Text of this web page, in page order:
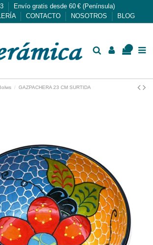
Envío gratis desde 60 € (Península)
CONTACTO NOSOTROS BLOG
GAZPACHERA 23 CM SURTIDA